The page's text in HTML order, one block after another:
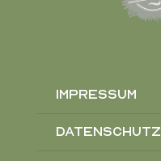
Impressum
Datenschutz